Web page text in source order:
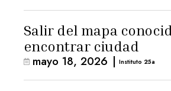
Salir del mapa
encontrar ciudad
mayo 18, 2026 | Instituto 25a